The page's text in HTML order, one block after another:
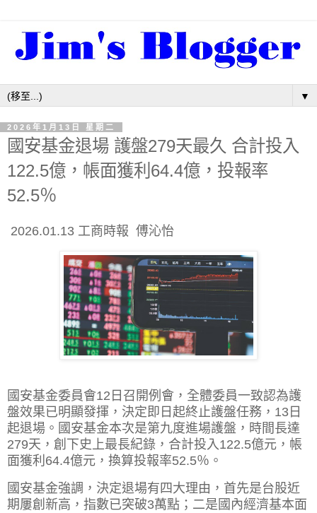
▼
2026年1月13日 星期二
國安基金退場 護盤279天最久 合計投入
122.5億，帳面獲利64.4億，投報率
52.5％
2026.01.13 工商時報 傅沁怡
國安基金委員會12日召開例會，全體委員一致認為護
盤效果已明顯發揮，決定即日起終止護盤任務，13日
起退場。國安基金本次是第九度進場護盤，時間長達
279天，創下史上最長紀錄，合計投入122.5億元，帳
面獲利64.4億元，換算投報率52.5％。
國安基金強調，決定退場有四大理由，首先是台股近
期屢創新高，指數已突破3萬點；二是國內經濟基本面